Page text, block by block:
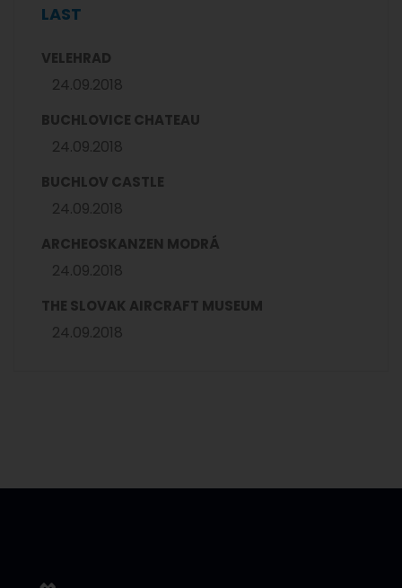
LAST
VELEHRAD
24.09.2018
BUCHLOVICE CHATEAU
24.09.2018
BUCHLOV CASTLE
24.09.2018
ARCHEOSKANZEN MODRÁ
24.09.2018
THE SLOVAK AIRCRAFT MUSEUM
24.09.2018